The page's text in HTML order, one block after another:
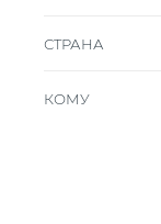
СТРАНА
КОМУ